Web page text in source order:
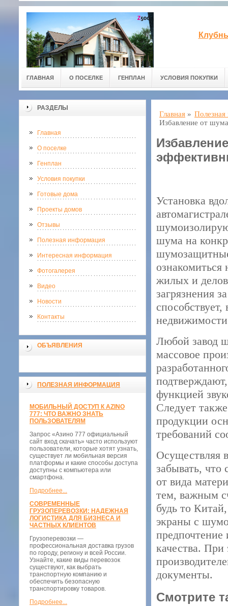
ГЛАВНАЯ О ПОСЕЛКЕ ГЕНПЛАН УСЛОВИЯ ПОКУПКИ
РАЗДЕЛЫ
Главная
О поселке
Генплан
Условия покупки
Готовые дома
Проекты домов
Отзывы
Полезная информация
Интересная информация
Фотогалерея
Видео
Новости
Контакты
ОБЪЯВЛЕНИЯ
ПОЛЕЗНАЯ ИНФОРМАЦИЯ
МОБИЛЬНЫЙ ДОСТУП К AZINO
777: ЧТО ВАЖНО ЗНАТЬ
ПОЛЬЗОВАТЕЛЯМ
Запрос «Азино 777 официальный
сайт вход скачать» часто используют
пользователи, которые хотят узнать,
существует ли мобильная версия
платформы и какие способы доступа
доступны с компьютера или
смартфона.
Подробнее...
СОВРЕМЕННЫЕ
ГРУЗОПЕРЕВОЗКИ: НАДЕЖНАЯ
ЛОГИСТИКА ДЛЯ БИЗНЕСА И
ЧАСТНЫХ КЛИЕНТОВ
Грузоперевозки —
профессиональная доставка грузов
по городу, региону и всей России.
Узнайте, какие виды перевозок
существуют, как выбрать
транспортную компанию и
обеспечить безопасную
транспортировку товаров.
Подробнее...
Главная »
Избавление от
Установка
шума на
ознакомиться
жилых и
загрязнения
Любой завод
массовое
функцией
Следует
продукции
требований
Осуществляя
забывать,
от вида
тем, важным
будь то
экраны с
качества. При
документы.
Смотрите